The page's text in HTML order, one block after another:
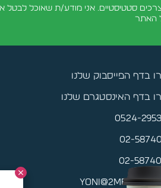
סטטיסטיים. אני מודע/ת שאוכל לבטל
האתר
בדף הפייסבוק שלנו
בדף האינסטגרם שלנו
0524-
02-
02-